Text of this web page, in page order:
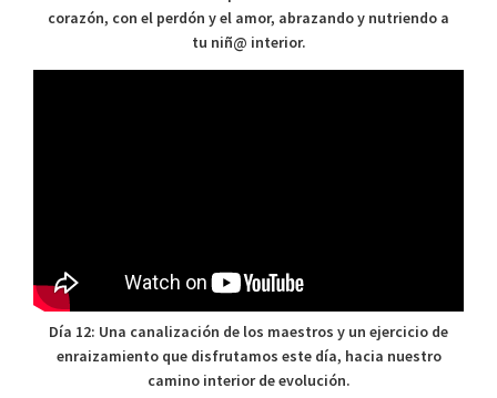
corazón, con el perdón y el amor, abrazando y nutriendo a
tu niñ@ interior.
Día 12: Una canalización de los maestros y un ejercicio de
enraizamiento que disfrutamos este día, hacia nuestro
camino interior de evolución.